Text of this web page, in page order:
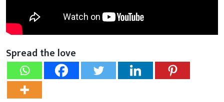
Spread the love